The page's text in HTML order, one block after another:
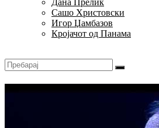
Дана Прелиќ
Сашо Христовски
Игор Џамбазов
Кројачот од Панама